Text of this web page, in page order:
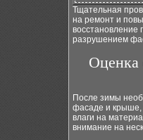
Тщательная
на ремонт и
восстановление
разрушением
Оценка
После зимы
фасаде и крыше,
влаги на
внимание на